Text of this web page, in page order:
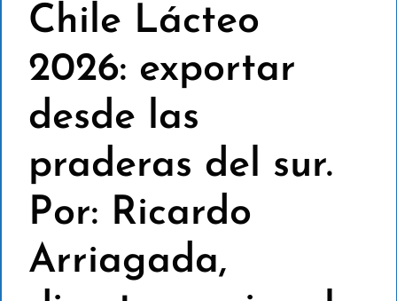
Chile Lácteo
2026: exportar
desde las
praderas del sur.
Por: Ricardo
Arriagada,